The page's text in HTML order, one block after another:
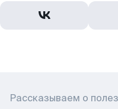
Рассказываем о